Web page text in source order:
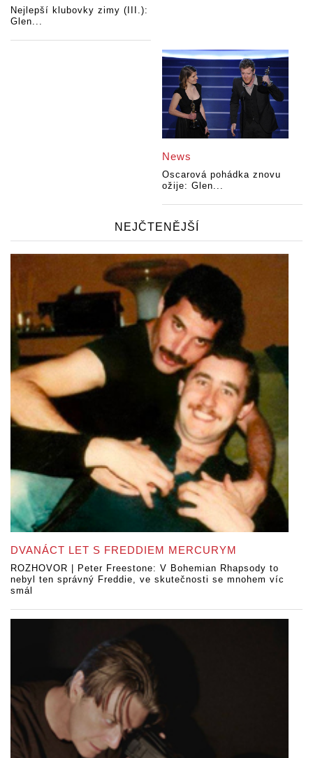
Nejlepší klubovky zimy (III.):
Glen...
News
Oscarová pohádka znovu
ožije: Glen...
NEJČTENĚJŠÍ
DVANÁCT LET S FREDDIEM MERCURYM
ROZHOVOR | Peter Freestone: V Bohemian Rhapsody to
nebyl ten správný Freddie, ve skutečnosti se mnohem víc
smál